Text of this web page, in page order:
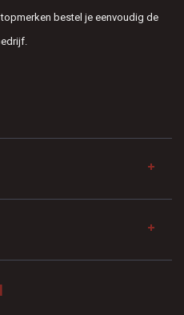
bestel je eenvoudig de